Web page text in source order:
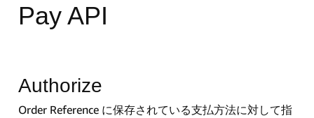
Pay API
Authorize
Order Reference に保存されている支払方法に対して指